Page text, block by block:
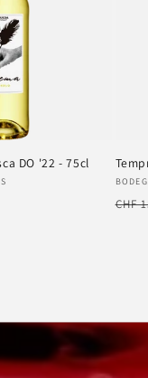
DO '22 - 75cl
CHF